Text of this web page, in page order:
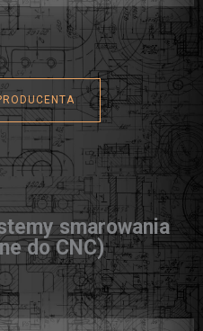
smarowania
do CNC)